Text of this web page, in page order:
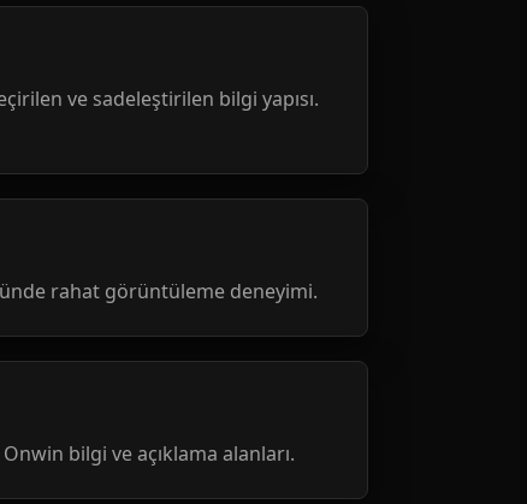
ve sadeleştirilen bilgi yapısı.
rahat görüntüleme deneyimi.
bilgi ve açıklama alanları.